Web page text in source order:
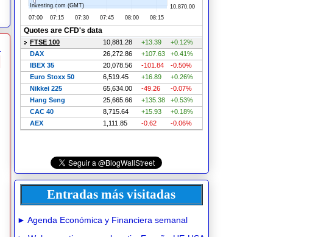
Entradas más visitadas
► Agenda Económica y Financiera semanal